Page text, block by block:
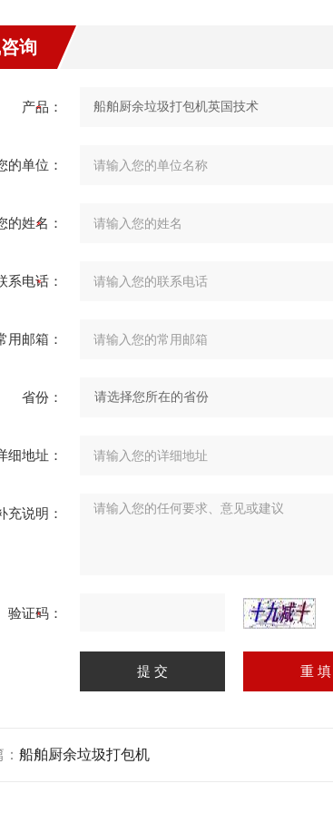
询
产品：
的单位：
的姓名：
系电话：
用邮箱：
省份：
细地址：
充说明：
验证码：
船舶厨余垃圾打包机